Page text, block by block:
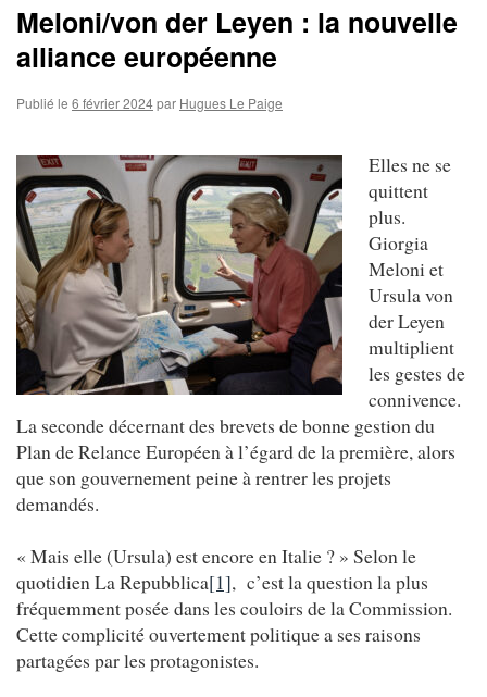
Meloni/von der Leyen : la nouvelle
alliance européenne
Publié le 6 février 2024par Hugues Le Paige
Elles ne se
quittent
plus.
Giorgia
Meloni et
Ursula von
der Leyen
multiplient
les gestes de
connivence.
La seconde décernant des brevets de bonne gestion du
Plan de Relance Européen à l’égard de la première, alors
que son gouvernement peine à rentrer les projets
demandés.
« Mais elle (Ursula) est encore en Italie ? » Selon le
quotidien La Repubblica[1], c’est la question la plus
fréquemment posée dans les couloirs de la Commission.
Cette complicité ouvertement politique a ses raisons
partagées par les protagonistes.